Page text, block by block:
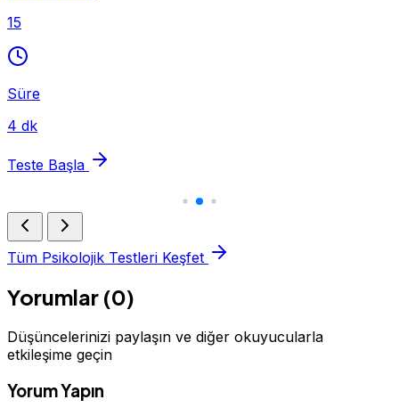
15
Süre
4 dk
Teste Başla
Tüm Psikolojik Testleri Keşfet
Yorumlar (0)
Düşüncelerinizi paylaşın ve diğer okuyucularla
etkileşime geçin
Yorum Yapın